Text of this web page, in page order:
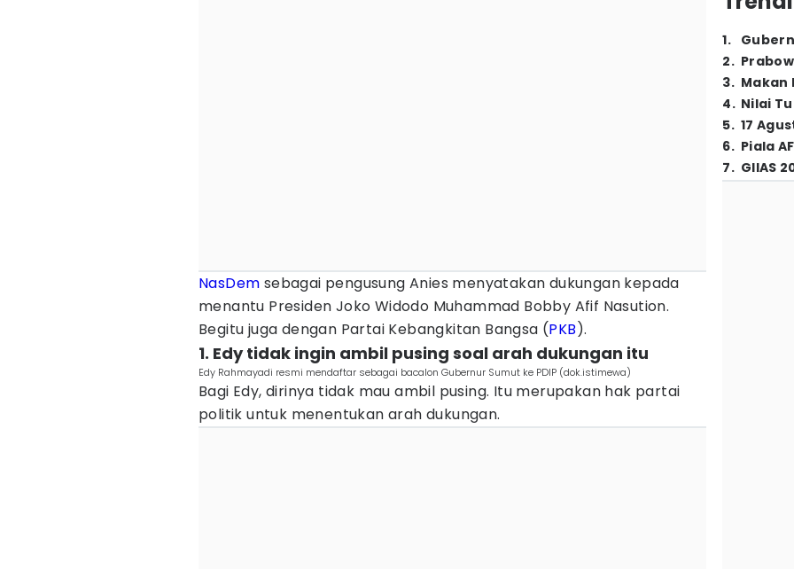
NasDem sebagai pengusung Anies menyatakan dukungan kepada
menantu Presiden Joko Widodo Muhammad Bobby Afif Nasution.
Begitu juga dengan Partai Kebangkitan Bangsa (PKB).
1. Edy tidak ingin ambil pusing soal arah dukungan itu
Edy Rahmayadi resmi mendaftar sebagai bacalon Gubernur Sumut ke PDIP (dok.istimewa)
Bagi Edy, dirinya tidak mau ambil pusing. Itu merupakan hak partai
politik untuk menentukan arah dukungan.
1.
2.
3. Makan
4. Nilai
5. 17
6. Piala
7. GIIAS